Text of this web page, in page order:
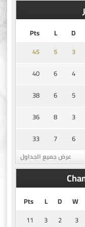
D
L
Pts
3
5
45
4
6
40
5
6
38
3
8
36
6
7
33
عرض جميع الجداول
W
D
L
Pts
3
2
3
11